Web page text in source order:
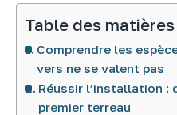
Table des matières
Comprendre les
vers ne se valent pas
Réussir l’installation :
premier terreau